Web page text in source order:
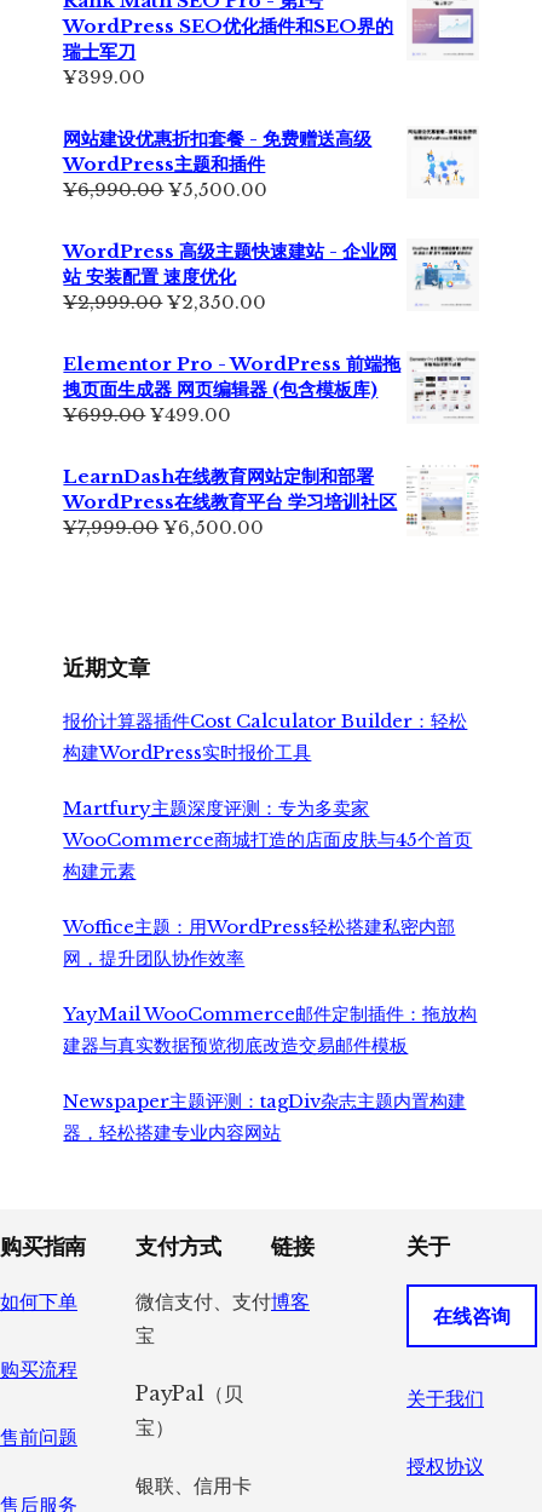
WordPress SEO优化插件和SEO界的
瑞士军刀
¥399.00
网站建设优惠折扣套餐 - 免费赠送高级
WordPress主题和插件
¥6,990.00原
为：
¥6,990.00。
¥5,500.00
价
格
WordPress 高级主题快速建站 - 企业网
站 安装配置 速度优化
¥2,999.00原
为：
¥2,999.00。
¥2,350.00
价
格
为：
Elementor Pro - WordPress 前端拖
拽页面生成器 网页编辑器 (包含模板库)
¥699.00原
为：
¥699.00。
¥499.00
价
格
为：
¥499.00。
LearnDash在线教育网站定制和部署
WordPress在线教育平台 学习培训社区
¥7,999.00原
¥6,500.00
近期文章
报价计算器插件Cost Calculator Builder：轻松
构建WordPress实时报价工具
Martfury主题深度评测：专为多卖家
WooCommerce商城打造的店面皮肤与45个首页
构建元素
Woffice主题：用WordPress轻松搭建私密内部
网，提升团队协作效率
YayMail WooCommerce邮件定制插件：拖放构
建器与真实数据预览彻底改造交易邮件模板
Newspaper主题评测：tagDiv杂志主题内置构建
器，轻松搭建专业内容网站
Footer
购买指南
如何下单
购买流程
售前问题
售后服务
支付方式
微信支付、支付
宝
PayPal（贝
宝）
银联、信用卡
链接
博客
关于
在线咨询
关于我们
授权协议